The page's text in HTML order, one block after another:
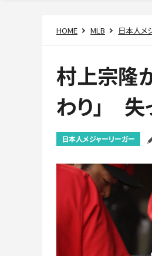
HOME MLB 日本人メ
村上宗隆
わり」 失
日本人メジャーリーガー